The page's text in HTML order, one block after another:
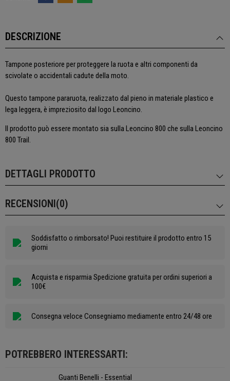
DESCRIZIONE
Tampone posteriore per proteggere la ruota e altri componenti da
scivolate o accidentali cadute della moto.
Questo tampone pararuota, realizzato dal pieno in materiale plastico e
lega leggera, è impreziosito dal logo Leoncino.
Il prodotto può essere montato sia sulla Leoncino 800 che sulla Leoncino
800 Trail.
DETTAGLI PRODOTTO
RECENSIONI(0)
Soddisfatto o rimborsato! Puoi restituire il prodotto entro 15
giorni
Acquista e risparmia Spedizione gratuita per ordini superiori a
100€
Consegna veloce Consegniamo mediamente entro 24/48 ore
POTREBBERO INTERESSARTI:
Guanti Benelli - Essential